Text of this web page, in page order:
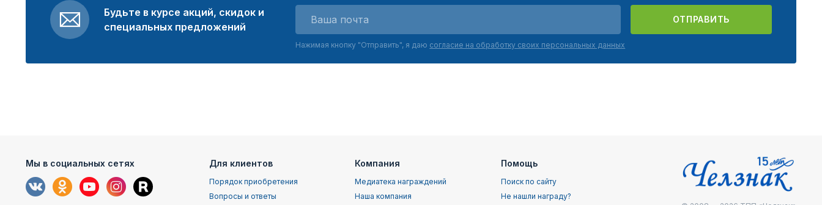
Будьте в курсе акций, скидок и
специальных предложений
ОТПРАВИТЬ
Нажимая кнопку "Отправить", я даю согласие на обработку своих персональных данных
Мы в социальных сетях Для клиентов
Порядок приобретения
Вопросы и ответы
Компания
Медиатека награждений
Наша компания
Помощь
Поиск по сайту
Не нашли награду?